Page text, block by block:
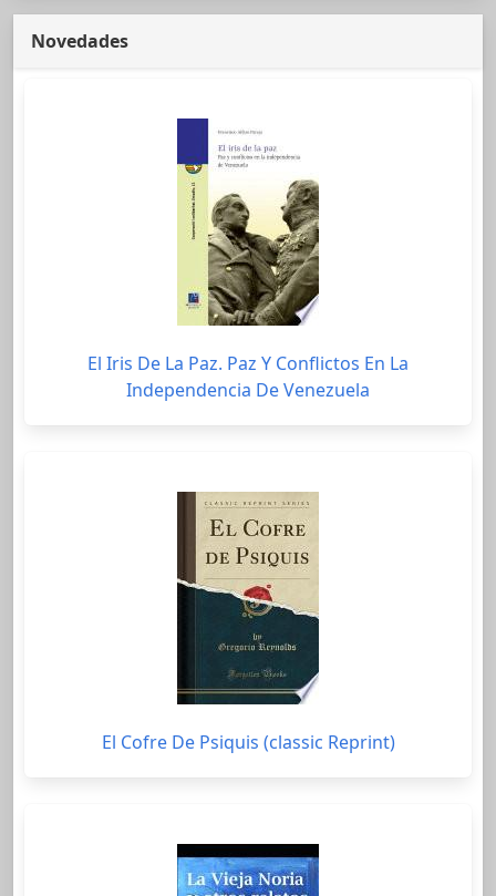
Novedades
El Iris De La Paz. Paz Y Conflictos En La
Independencia De Venezuela
El Cofre De Psiquis (classic Reprint)